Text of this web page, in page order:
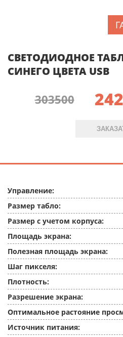
СВЕТОДИОДНОЕ
СИНЕГО ЦВЕТА USB
303500
Управление:
Размер табло:
Размер с учетом корпуса:
Площадь экрана:
Полезная площадь экрана:
Шаг пикселя:
Плотность:
Разрешение экрана:
Оптимальное растояние
Источник питания: